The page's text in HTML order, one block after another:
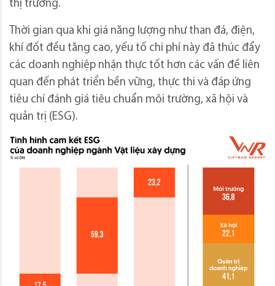
thị trường.
Thời gian qua khi giá năng lượng như than đá, điện,
khí đốt đều tăng cao, yếu tố chi phí này đã thúc đẩy
các doanh nghiệp nhận thực tốt hơn các vấn đề liên
quan đến phát triển bền vững, thực thi và đáp ứng
tiêu chí đánh giá tiêu chuẩn môi trường, xã hội và
quản trị (ESG).